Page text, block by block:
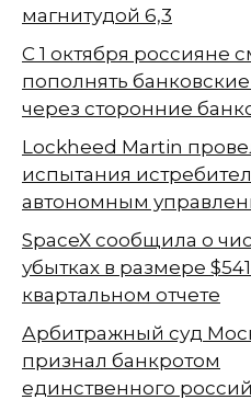
магнитудой 6,3
С 1 октября россияне
пополнять банковские
через сторонние
Lockheed Martin
испытания
автономным
SpaceX сообщила о
убытках в размере
квартальном отчете
Арбитражный суд
признал банкротом
единственного